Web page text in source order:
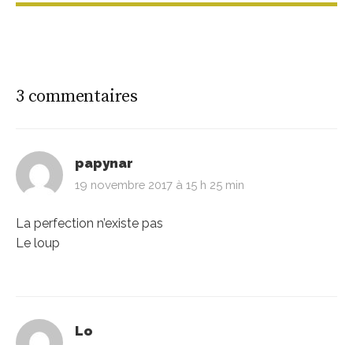
3 commentaires
papynar
19 novembre 2017 à 15 h 25 min
La perfection n’existe pas
Le loup
Lo